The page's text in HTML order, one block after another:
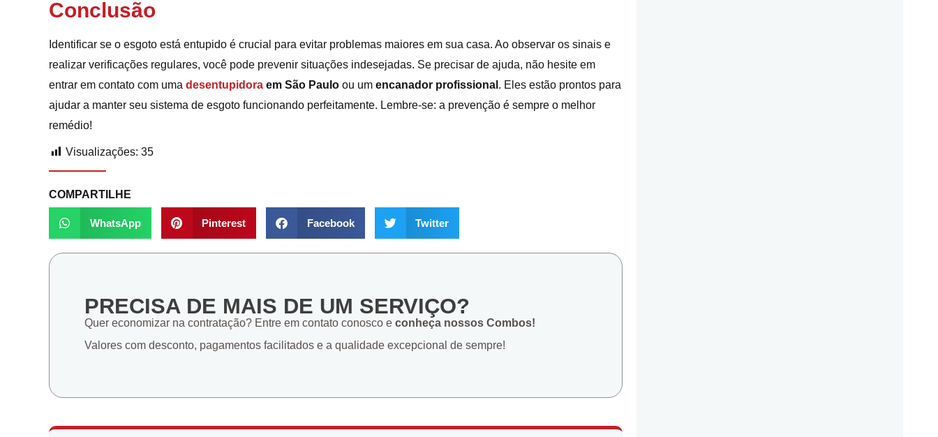
Conclusão
Identificar se o esgoto está entupido é crucial para evitar problemas maiores em sua casa. Ao observar os sinais e
realizar verificações regulares, você pode prevenir situações indesejadas. Se precisar de ajuda, não hesite em
entrar em contato com uma desentupidora em São Paulo ou um encanador profissional . Eles estão prontos para
ajudar a manter seu sistema de esgoto funcionando perfeitamente. Lembre-se: a prevenção é sempre o melhor
remédio!
Visualizações: 35
COMPARTILHE
WhatsApp Pinterest Facebook Twitter
PRECISA DE MAIS DE UM SERVIÇO?
Quer economizar na contratação? Entre em contato conosco e conheça nossos Combos!
Valores com desconto, pagamentos facilitados e a qualidade excepcional de sempre!